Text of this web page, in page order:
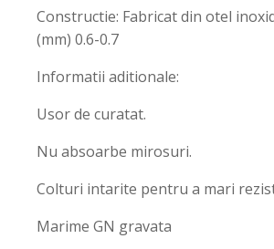
Constructie: Fabricat din otel
(mm) 0.6-0.7
Informatii aditionale:
Usor de curatat.
Nu absoarbe mirosuri.
Colturi intarite pentru a mari
Marime GN gravata